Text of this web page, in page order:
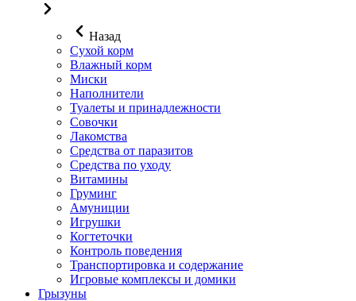
Назад
Сухой корм
Влажный корм
Миски
Наполнители
Туалеты и принадлежности
Совочки
Лакомства
Средства от паразитов
Средства по уходу
Витамины
Груминг
Амуниции
Игрушки
Когтеточки
Контроль поведения
Транспортировка и содержание
Игровые комплексы и домики
Грызуны